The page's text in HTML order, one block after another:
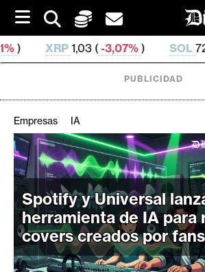
i
p
t
o
(-3,07%) SOL72,87 (-2,01%)
C
r
i
p
t
o
M
PUBLICIDAD
Empresas IA
Spotify y Universal
herramienta de IA para
covers creados por fans